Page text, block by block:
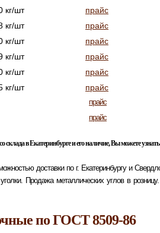
кг/шт
прайс
кг/шт
прайс
кг/шт
прайс
кг/шт
прайс
кг/шт
прайс
кг/шт
прайс
прайс
прайс
склада в Екатеринбурге и его наличие, Вы можете
доставки по г. Екатеринбургу и
Продажа металлических углов в
по ГОСТ 8509-86